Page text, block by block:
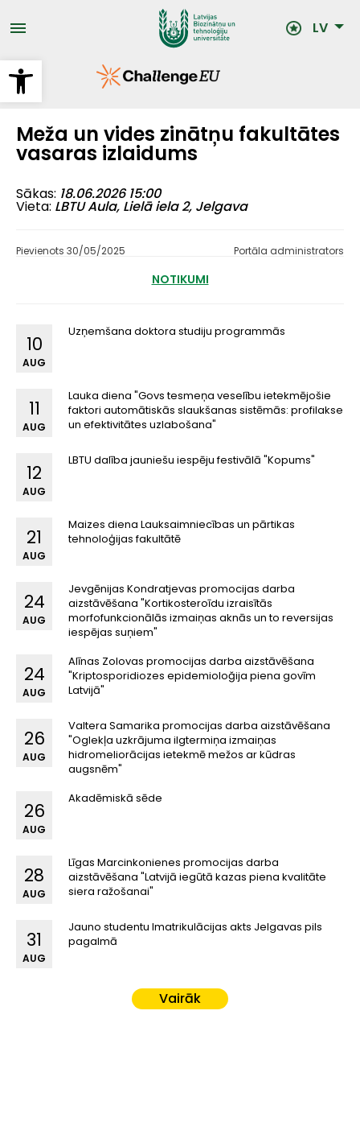
Open toolbar
uz
galveno LV
Meža un vides zinātņu fakultātes
vasaras izlaidums
Sākas 18.06.2026 15:00
Vieta LBTU Aula, Lielā iela 2, Jelgava
Pievienots 30/05/2025 Portāla administrators
NOTIKUMI
Uzņemšana doktora studiju programmās
10
AUG
Lauka diena "Govs tesmeņa veselību ietekmējošie
faktori automātiskās slaukšanas sistēmās: profilakse
un efektivitātes uzlabošana"
11
AUG
LBTU dalība jauniešu iespēju festivālā "Kopums"
12
AUG
Maizes diena Lauksaimniecības un pārtikas
tehnoloģijas fakultātē
21
AUG
Jevgēnijas Kondratjevas promocijas darba
aizstāvēšana "Kortikosteroīdu izraisītās
morfofunkcionālās izmaiņas aknās un to reversijas
iespējas suņiem"
24
AUG
Alīnas Zolovas promocijas darba aizstāvēšana
"Kriptosporidiozes epidemioloğija piena govīm
Latvijā"
24
AUG
Valtera Samarika promocijas darba aizstāvēšana
"Oglekļa uzkrājuma ilgtermiņa izmaiņas
hidromeliorācijas ietekmē mežos ar kūdras
augsnēm"
26
AUG
Akadēmiskā sēde
26
AUG
Līgas Marcinkonienes promocijas darba
aizstāvēšana "Latvijā iegūtā kazas piena kvalitāte
siera ražošanai"
28
AUG
Jauno studentu Imatrikulācijas akts Jelgavas pils
pagalmā
31
AUG
Vairāk